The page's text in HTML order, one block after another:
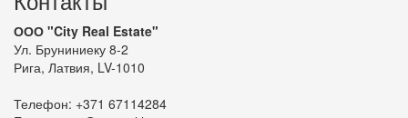
ООО "City Real Estate"
Ул. Бруниниеку 8-2
Рига, Латвия, LV-1010
Телефон: +371 67114284